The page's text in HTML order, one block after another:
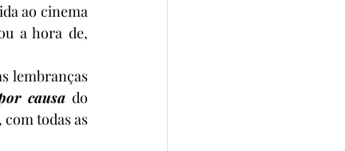
ao cinema
a hora de,
lembranças
causa do
todas as